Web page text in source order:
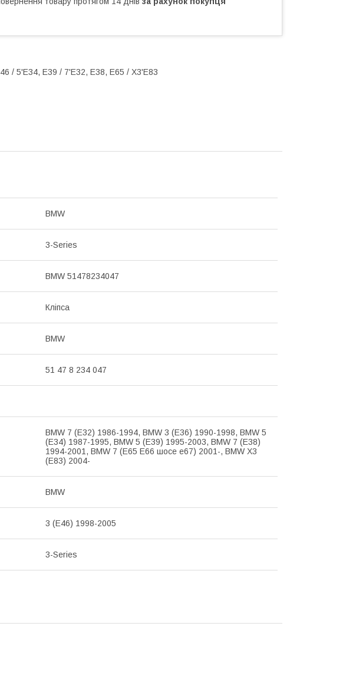
/ 5'E34, Е39 / 7'E32, Е38, Е65 / X3'E83
BMW
3-Series
BMW 51478234047
Кліпса
BMW
51 47 8 234 047
BMW 7 (E32) 1986-1994, BMW 3 (E36) 1990-1998, BMW 5
(E34) 1987-1995, BMW 5 (E39) 1995-2003, BMW 7 (E38)
1994-2001, BMW 7 (E65 E66 шосе e67) 2001-, BMW X3
(E83) 2004-
BMW
3 (E46) 1998-2005
3-Series